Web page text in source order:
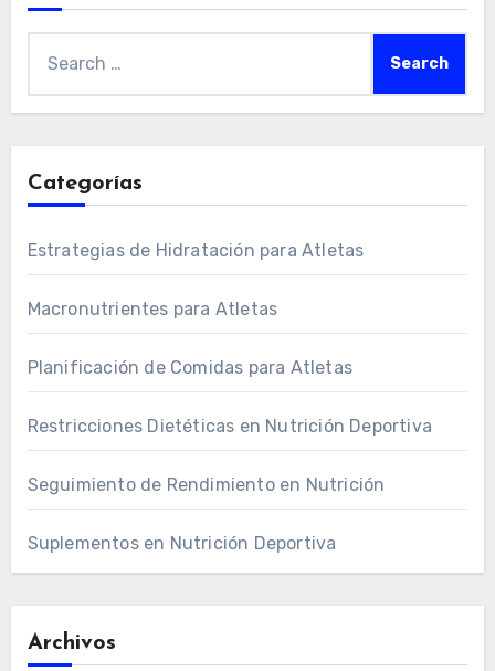
for:
Categorías
Estrategias de Hidratación para Atletas
Macronutrientes para Atletas
Planificación de Comidas para Atletas
Restricciones Dietéticas en Nutrición Deportiva
Seguimiento de Rendimiento en Nutrición
Suplementos en Nutrición Deportiva
Archivos